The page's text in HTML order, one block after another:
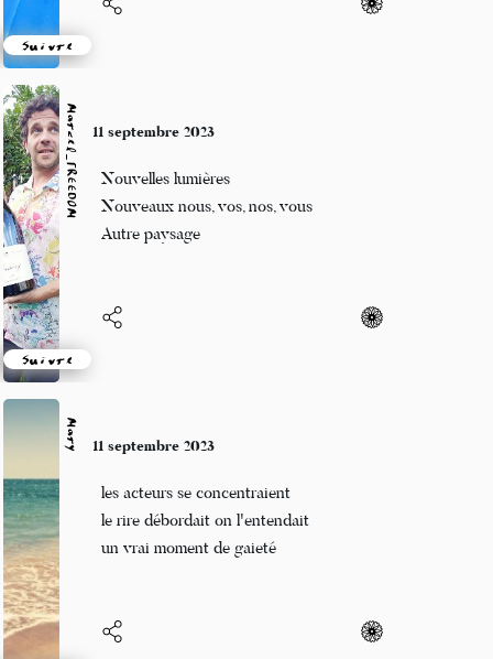
CALENDAiiKU respecte votre vie privée
Nous utilisons des cookies uniquement pour assurer les
connexion aux comptes, et le bon fonctionnement du site.
Suivre
Catherine Devignard Bazus
Suivre
8 septembre 2023
Nage comme un poisson
Glisse dans l'onde lisse et douce
Belles ondulations
Einna 8 septembre 2023
Filles du feu îles
plus vives que tout printemps
cœur de l'océan